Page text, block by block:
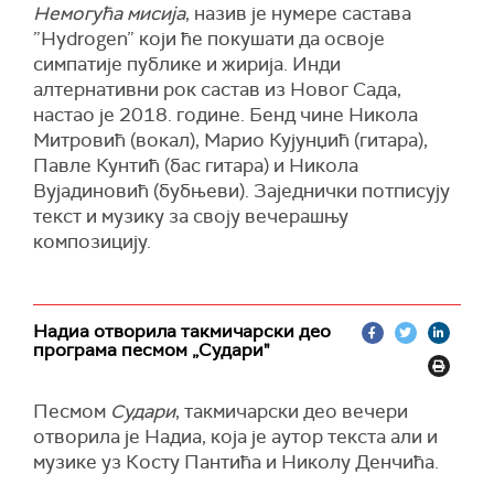
Немогућа мисија, назив је нумере састава
”Hydrogen” који ће покушати да освоје
симпатије публике и жирија. Инди
алтернативни рок састав из Новог Сада,
настао је 2018. године. Бенд чине Никола
Митровић (вокал), Марио Кујунџић (гитара),
Павле Кунтић (бас гитара) и Никола
Вујадиновић (бубњеви). Заједнички потписују
текст и музику за своју вечерашњу
композицију.
Надиа отворила такмичарски део
програма песмом „Судари"
Песмом Судари, такмичарски део вечери
отворила је Надиа, која је аутор текста али и
музике уз Косту Пантића и Николу Денчића.